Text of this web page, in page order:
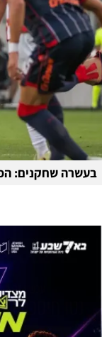
בעשרה שחקנים: הפועל באר